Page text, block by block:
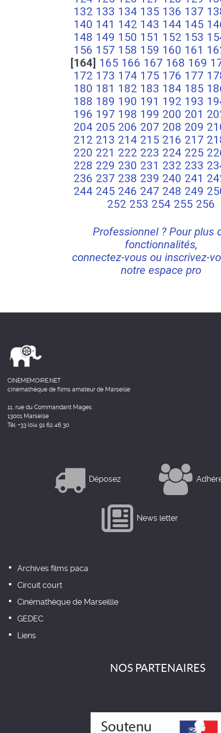
132 133 134 135 136 137
140 141 142 143 144 145
148 149 150 151 152 153
156 157 158 159 160 161
[164] 165 166 167 168 169
172 173 174 175 176 177
180 181 182 183 184 185
188 189 190 191 192 193
196 197 198 199 200 201
204 205 206 207 208 209
212 213 214 215 216 217
220 221 222 223 224 225
228 229 230 231 232 233
236 237 238 239 240 241
244 245 246 247 248 249
252 253 254 255 256
Professionnel ? Pour plus
fonctionnalités,
connectez-vous ou inscrivez-
notre espace pro
CINEMEMOIRE.NET
cinémathèque de films amateur de Marseille
11, rue du Commandant Mages
13001 Marseille
Tél: +33 (0)4 91 62 46 30
Déposez
News letter
Archives films paca
Circuit court
Cinémathèque de Marseillle
GEDEC
Liens
NOS PARTENAIRES